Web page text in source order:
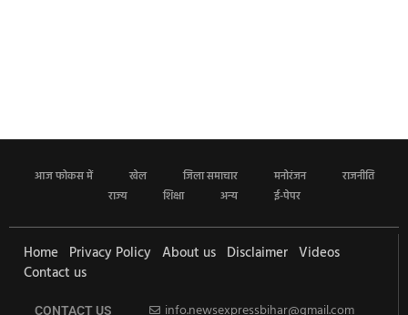
आज फोकस में खेल जिला समाचार मनोरंजन
राजनीति
राज्य
शिक्षा अन्य ई-पेपर
Home Privacy Policy About us Disclaimer Videos
Contact us
CONTACT US